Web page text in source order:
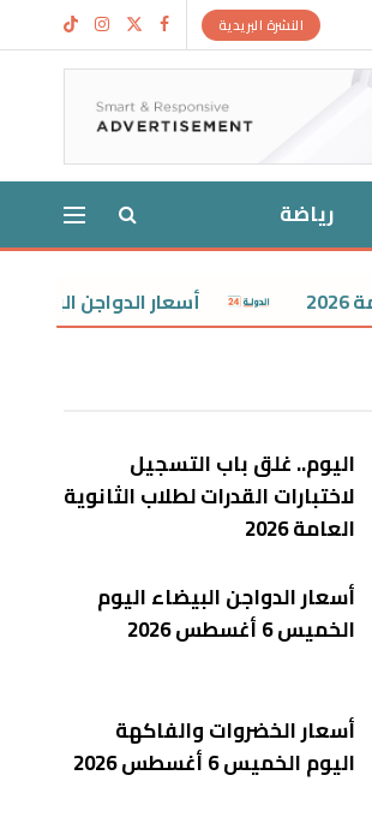
النشرة البريدية
رياضة
أسعار الدواجن البيضاء اليوم الخميس 6 أغسطس
اليوم.. غلق باب التسجيل
لاختبارات القدرات لطلاب الثانوية
العامة 2026
أسعار الدواجن البيضاء اليوم
الخميس 6 أغسطس 2026
أسعار الخضروات والفاكهة
اليوم الخميس 6 أغسطس 2026